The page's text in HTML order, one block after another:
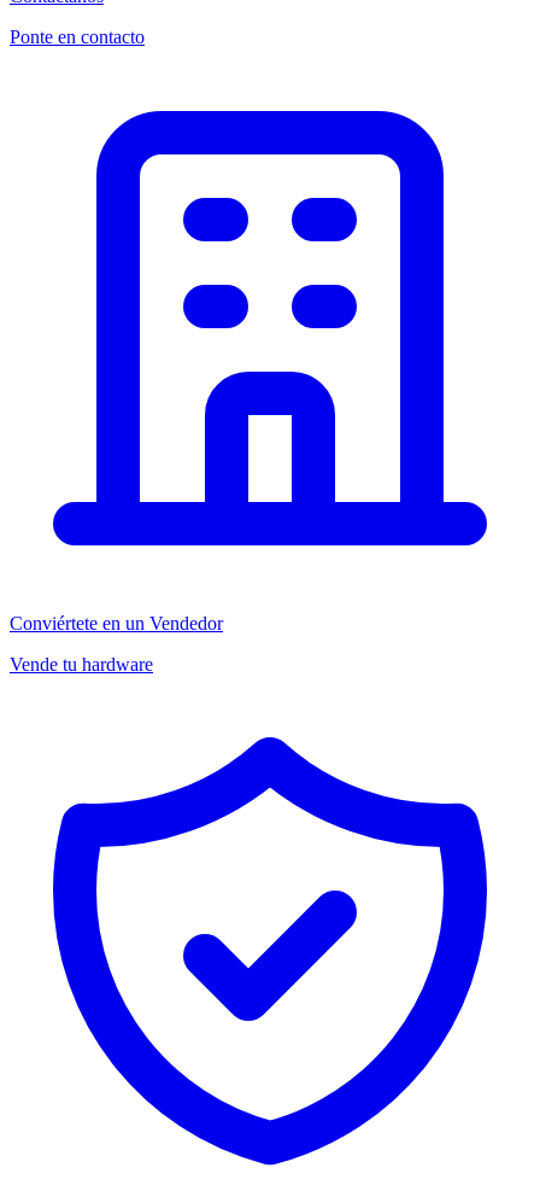
Ponte en contacto
Conviértete en un Vendedor
Vende tu hardware